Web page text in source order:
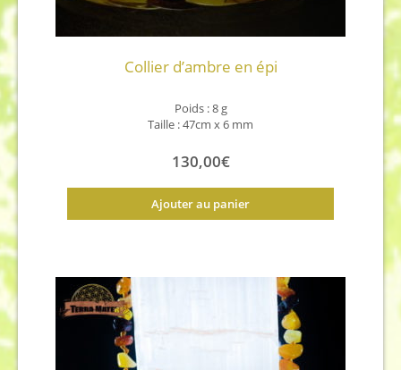
Collier d’ambre en épi
Poids : 8 g
Taille : 47cm x 6 mm
130,00€
Ajouter au panier